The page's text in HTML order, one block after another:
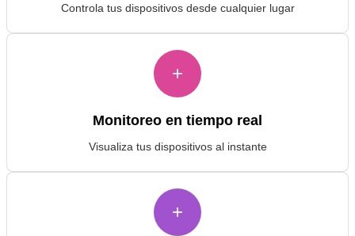
Controla tus dispositivos desde cualquier lugar
+
Monitoreo en tiempo real
Visualiza tus dispositivos al instante
+